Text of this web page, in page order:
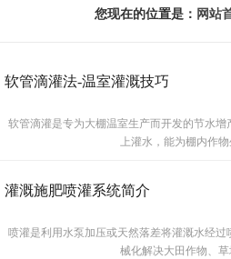
您现在的位置是： 网站
软管滴灌法-温室灌溉技巧
软管滴灌是专为大棚温室生产而开发的节水
上灌水，能为棚内作
灌溉施肥喷灌系统简介
喷灌是利用水泵加压或天然落差将灌溉水经
械化解决大田作物、